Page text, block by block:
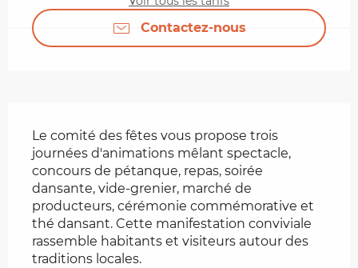
Contactez-nous
Le comité des fêtes vous propose trois
journées d'animations mêlant spectacle,
concours de pétanque, repas, soirée
dansante, vide-grenier, marché de
producteurs, cérémonie commémorative et
thé dansant. Cette manifestation conviviale
rassemble habitants et visiteurs autour des
traditions locales.